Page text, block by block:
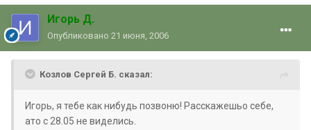
Игорь Д.
Опубликовано 21 июня, 2006
Козлов Сергей Б. сказал:
Игорь, я тебе как нибудь позвоню! Расскажешьо себе,
ато с 28.05 не виделись.